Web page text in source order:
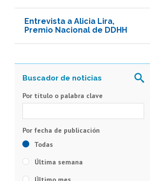
Entrevista a Alicia Lira,
Premio Nacional de DDHH
Por título o palabra clave
Todas
Última semana